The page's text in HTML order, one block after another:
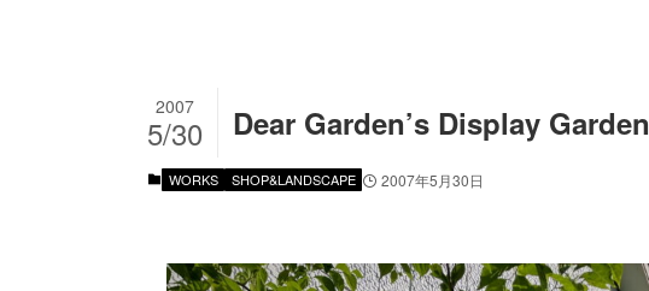
Dear Garden’s Display Garden
2007
5/30
WORKS SHOP&LANDSCAPE 2007年5月30日